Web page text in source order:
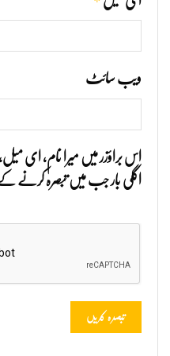
ویب‌ سائٹ
اس براؤزر میں میرا نام، ای
اگلی بار جب میں تبصرہ کرنے